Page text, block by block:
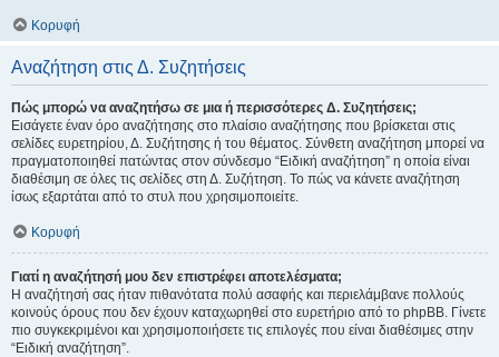
Κορυφή
Αναζήτηση στις Δ. Συζητήσεις
Πώς μπορώ να αναζητήσω σε μια ή περισσότερες Δ. Συζητήσεις;
Εισάγετε έναν όρο αναζήτησης στο πλαίσιο αναζήτησης που βρίσκεται στις
σελίδες ευρετηρίου, Δ. Συζήτησης ή του θέματος. Σύνθετη αναζήτηση μπορεί να
πραγματοποιηθεί πατώντας στον σύνδεσμο “Ειδική αναζήτηση” η οποία είναι
διαθέσιμη σε όλες τις σελίδες στη Δ. Συζήτηση. Το πώς να κάνετε αναζήτηση
ίσως εξαρτάται από το στυλ που χρησιμοποιείτε.
Κορυφή
Γιατί η αναζήτησή μου δεν επιστρέφει αποτελέσματα;
Η αναζήτησή σας ήταν πιθανότατα πολύ ασαφής και περιελάμβανε πολλούς
κοινούς όρους που δεν έχουν καταχωρηθεί στο ευρετήριο από το phpBB. Γίνετε
πιο συγκεκριμένοι και χρησιμοποιήσετε τις επιλογές που είναι διαθέσιμες στην
“Ειδική αναζήτηση”.